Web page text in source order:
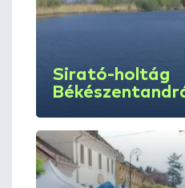
Sirató-holtág